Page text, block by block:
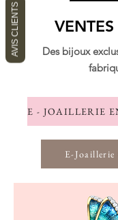
VENTES
Des bijoux
E-Joaillerie
AVIS CLIENTS